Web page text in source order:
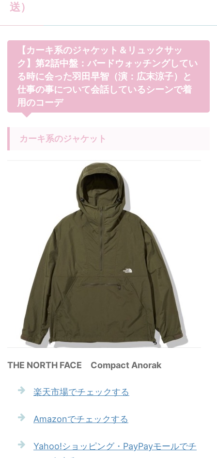
送）
【カーキ系のジャケット＆リュックサッ
ク】第2話中盤：バードウォッチングしてい
る時に会った羽田早智（演：広末涼子）と
仕事の事について会話しているシーンで着
用のコーデ
カーキ系のジャケット
THE NORTH FACE Compact Anorak
楽天市場でチェックする
Amazonでチェックする
Yahoo!ショッピング・PayPayモールでチ